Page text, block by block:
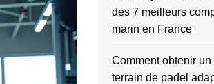
des 7 meilleurs
marin en France
Comment obtenir
terrain de padel